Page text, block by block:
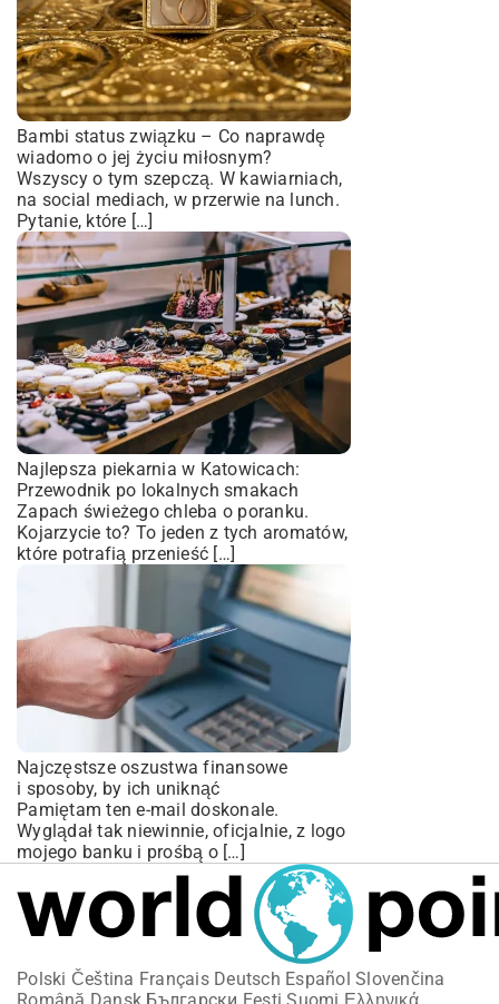
Bambi status związku – Co naprawdę
wiadomo o jej życiu miłosnym?
Wszyscy o tym szepczą. W kawiarniach,
na social mediach, w przerwie na lunch.
Pytanie, które […]
Najlepsza piekarnia w Katowicach:
Przewodnik po lokalnych smakach
Zapach świeżego chleba o poranku.
Kojarzycie to? To jeden z tych aromatów,
które potrafią przenieść […]
Najczęstsze oszustwa finansowe
i sposoby, by ich uniknąć
Pamiętam ten e-mail doskonale.
Wyglądał tak niewinnie, oficjalnie, z logo
mojego banku i prośbą o […]
Polski Čeština Français Deutsch Español Slovenčina
Română Dansk Български Eesti Suomi Ελληνικά